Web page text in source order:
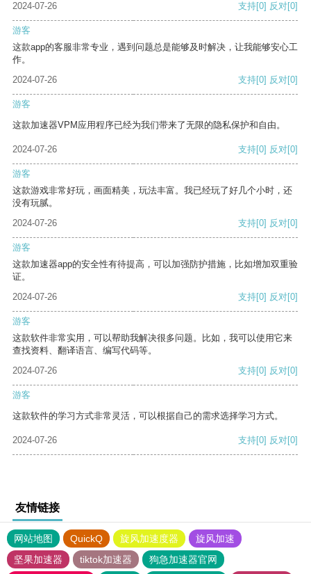
2024-07-26 支持[0] 反对[0]
游客
这款app的客服非常专业，遇到问题总是能够及时解决，让我能够安心工
作。
2024-07-26
支持[0] 反对[0]
游客
这款加速器VPM应用程序已经为我们带来了无限的隐私保护和自由。
2024-07-26 支持[0] 反对[0]
游客
这款游戏非常好玩，画面精美，玩法丰富。我已经玩了好几个小时，还
没有玩腻。
2024-07-26
支持[0] 反对[0]
游客
这款加速器app的安全性有待提高，可以加强防护措施，比如增加双重验
证。
2024-07-26
支持[0] 反对[0]
游客
这款软件非常实用，可以帮助我解决很多问题。比如，我可以使用它来
查找资料、翻译语言、编写代码等。
2024-07-26
支持[0] 反对[0]
游客
这款软件的学习方式非常灵活，可以根据自己的需求选择学习方式。
2024-07-26 支持[0] 反对[0]
友情链接
网站地图 QuickQ 旋风加速度器
旋风加速
坚果加速器
tiktok加速器
狗急加速器官网